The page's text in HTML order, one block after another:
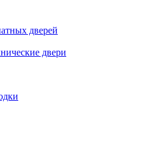
дверей
двери